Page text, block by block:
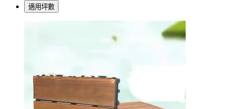
適用坪數